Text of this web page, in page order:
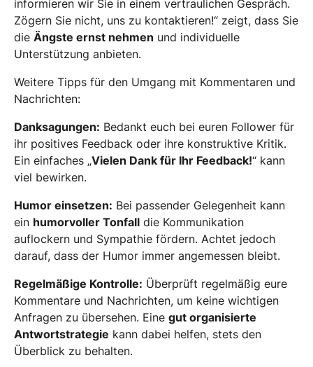
informieren wir Sie in einem vertraulichen Gespräch.
Zögern Sie nicht, uns zu kontaktieren!“ zeigt, dass Sie
die Ängste ernst nehmen und individuelle
Unterstützung anbieten.
Weitere Tipps für den Umgang mit Kommentaren und
Nachrichten:
Danksagungen: Bedankt euch bei euren Follower für
ihr positives Feedback oder ihre konstruktive Kritik.
Ein einfaches „Vielen Dank für Ihr Feedback!“ kann
viel bewirken.
Humor einsetzen: Bei passender Gelegenheit kann
ein humorvoller Tonfall die Kommunikation
auflockern und Sympathie fördern. Achtet jedoch
darauf, dass der Humor immer angemessen bleibt.
Regelmäßige Kontrolle: Überprüft regelmäßig eure
Kommentare und Nachrichten, um keine wichtigen
Anfragen zu übersehen. Eine gut organisierte
Antwortstrategie kann dabei helfen, stets den
Überblick zu behalten.